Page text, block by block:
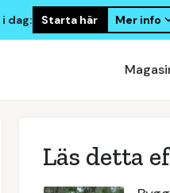
i dag: Starta här Mer info
Läs detta